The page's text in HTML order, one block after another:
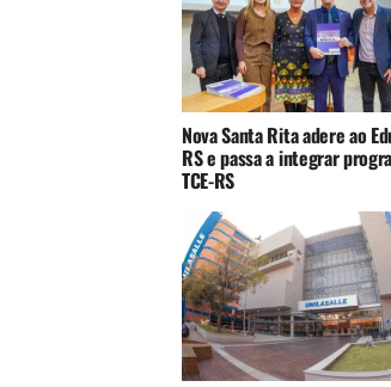
Nova Santa Rita adere ao
RS e passa a integrar
TCE-RS